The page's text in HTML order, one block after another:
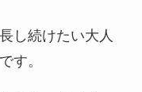
し続けたい大人
す。